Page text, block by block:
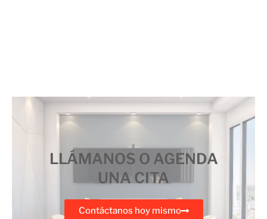
LLÁMANOS O AGENDA
UNA CITA
Contáctanos hoy mismo